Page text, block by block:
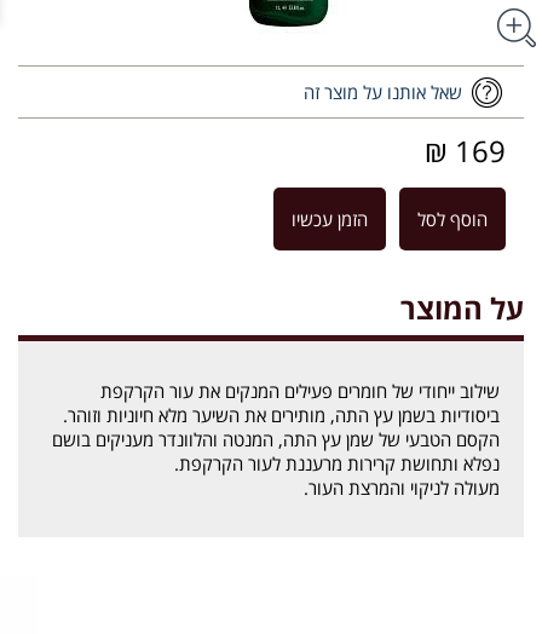
שאל אותנו על מוצר זה
169 ₪
הוסף לסל הזמן עכשיו
על המוצר
שילוב ייחודי של חומרים פעילים המנקים את עור הקרקפת
ביסודיות בשמן עץ התה, מותירים את השיער מלא חיוניות וזוהר.
הקסם הטבעי של שמן עץ התה, המנטה והלוונדר מעניקים בושם
נפלא ותחושת קרירות מרעננת לעור הקרקפת.
מעולה לניקוי והמרצת העור.